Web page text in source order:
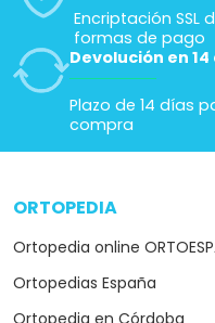
Encriptación SSL
formas de pago
Devolución en
Plazo de 14 días
compra
ORTOPEDIA
Ortopedia online
Ortopedias España
Ortopedia en Córdoba